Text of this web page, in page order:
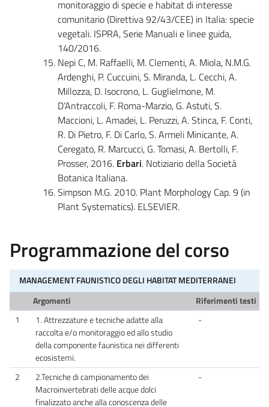
monitoraggio di specie e habitat di interesse
comunitario (Direttiva 92/43/CEE) in Italia: specie
vegetali. ISPRA, Serie Manuali e linee guida,
140/2016.
Nepi C, M. Raffaelli, M. Clementi, A. Miola, N.M.G.
Ardenghi, P. Cuccuini, S. Miranda, L. Cecchi, A.
Millozza, D. Isocrono, L. Guglielmone, M.
D’Antraccoli, F. Roma-Marzio, G. Astuti, S.
Maccioni, L. Amadei, L. Peruzzi, A. Stinca, F. Conti,
R. Di Pietro, F. Di Carlo, S. Armeli Minicante, A.
Ceregato, R. Marcucci, G. Tomasi, A. Bertolli, F.
Prosser, 2016. Erbari. Notiziario della Società
Botanica Italiana.
Simpson M.G. 2010. Plant Morphology Cap. 9 (in
Plant Systematics). ELSEVIER.
Programmazione del corso
MANAGEMENT FAUNISTICO DEGLI HABITAT MEDITERRANEI
Argomenti
Riferimenti testi
1
1. Attrezzature e tecniche adatte alla
raccolta e/o monitoraggio ed allo studio
della componente faunistica nei differenti
ecosistemi.
-
2
2.Tecniche di campionamento dei
Macroinvertebrati delle acque dolci
finalizzato anche alla conoscenza delle
-